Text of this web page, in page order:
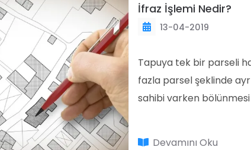
İfraz İşlemi Nedir?
13-04-2019
Tapuya tek bir parseli
fazla parsel şeklinde
sahibi varken bölünmesi
Devamını Oku